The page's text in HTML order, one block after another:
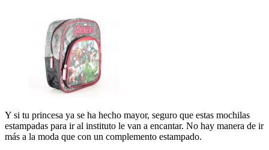
Y si tu princesa ya se ha hecho mayor, seguro que estas mochilas
estampadas para ir al instituto le van a encantar. No hay manera de ir
más a la moda que con un complemento estampado.